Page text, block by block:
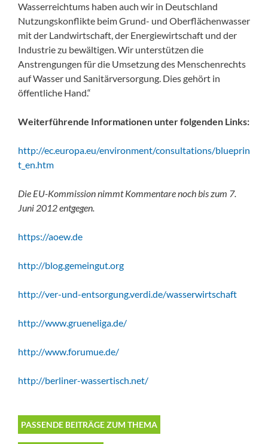
Wasserreichtums haben auch wir in Deutschland
Nutzungskonflikte beim Grund- und Oberflächenwasser
mit der Landwirtschaft, der Energiewirtschaft und der
Industrie zu bewältigen. Wir unterstützen die
Anstrengungen für die Umsetzung des Menschenrechts
auf Wasser und Sanitärversorgung. Dies gehört in
öffentliche Hand.“
Weiterführende Informationen unter folgenden Links:
http://ec.europa.eu/environment/consultations/blueprin
t_en.htm
Die EU-Kommission nimmt Kommentare noch bis zum 7.
Juni 2012 entgegen.
https://aoew.de
http://blog.gemeingut.org
http://ver-und-entsorgung.verdi.de/wasserwirtschaft
http://www.grueneliga.de/
http://www.forumue.de/
http://berliner-wassertisch.net/
PASSENDE BEITRÄGE ZUM THEMA